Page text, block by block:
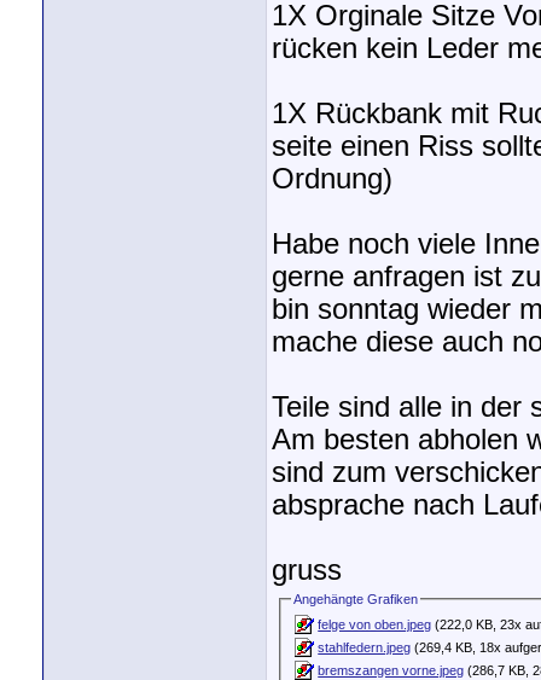
1X Orginale Sitze
rücken kein Leder
1X Rückbank mit
seite einen Riss
Ordnung)
Habe noch viele
gerne anfragen ist
bin sonntag wieder
mache diese auch
Teile sind alle in der
Am besten abholen
sind zum
absprache nach
gruss
Angehängte Grafiken
felge von oben.jpeg (222,0 KB, 23x
stahlfedern.jpeg (269,4 KB, 18x
bremszangen vorne.jpeg (286,7 KB,